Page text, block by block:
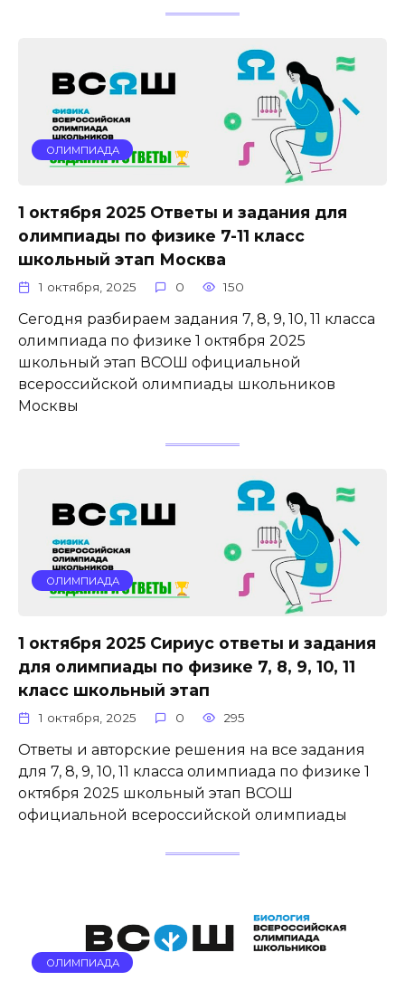
ОЛИМПИАДА
1 октября 2025 Ответы и задания для
олимпиады по физике 7-11 класс
школьный этап Москва
1 октября, 2025 0 150
Сегодня разбираем задания 7, 8, 9, 10, 11 класса
олимпиада по физике 1 октября 2025
школьный этап ВСОШ официальной
всероссийской олимпиады школьников
Москвы
ОЛИМПИАДА
1 октября 2025 Сириус ответы и задания
для олимпиады по физике 7, 8, 9, 10, 11
класс школьный этап
1 октября, 2025 0 295
Ответы и авторские решения на все задания
для 7, 8, 9, 10, 11 класса олимпиада по физике 1
октября 2025 школьный этап ВСОШ
официальной всероссийской олимпиады
ОЛИМПИАДА